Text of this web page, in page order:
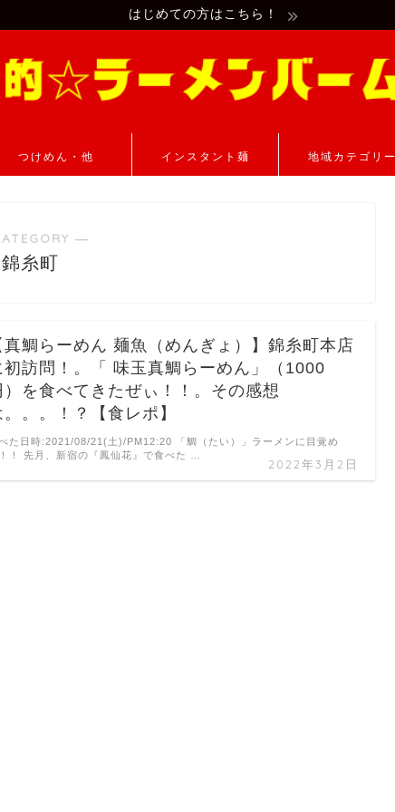
はじめての方はこちら！
つけめん・他 インスタント麺 地域カテゴリー
―
錦糸町
真鯛らーめん 麺魚（めんぎょ）】錦糸町本店
初訪問！。「 味玉真鯛らーめん」（1000
）を食べてきたぜぃ！！。その感想
。。。！？【食レポ】
2022年3月2日
た日時:2021/08/21(土)/PM12:20 「鯛（たい）」ラーメンに目覚め
！ 先月、新宿の『鳳仙花』で食べた …